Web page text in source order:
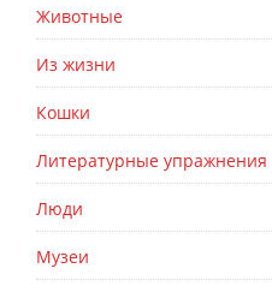
Животные
Из жизни
Кошки
Литературные упражнения
Люди
Музеи